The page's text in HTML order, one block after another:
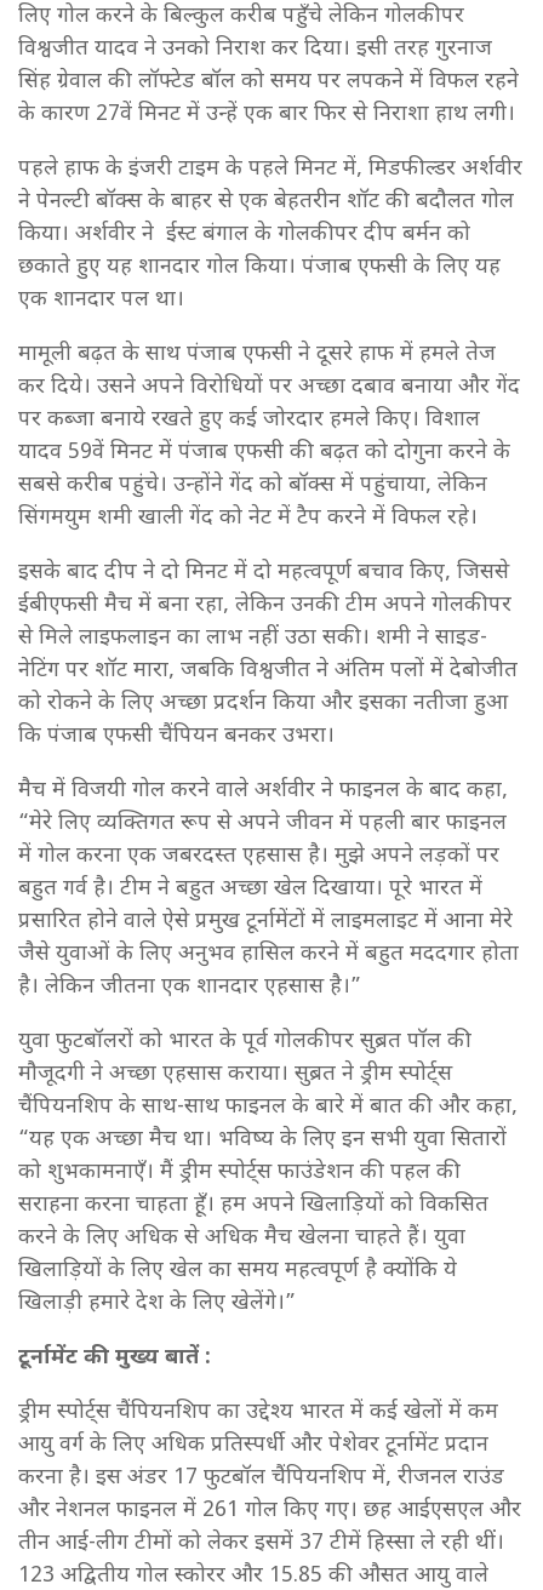
लिए गोल करने के बिल्कुल करीब पहुँचे लेकिन गोलकीपर
विश्वजीत यादव ने उनको निराश कर दिया। इसी तरह गुरनाज
सिंह ग्रेवाल की लॉफ्टेड बॉल को समय पर लपकने में विफल रहने
के कारण 27वें मिनट में उन्हें एक बार फिर से निराशा हाथ लगी।
पहले हाफ के इंजरी टाइम के पहले मिनट में, मिडफील्डर अर्शवीर
ने पेनल्टी बॉक्स के बाहर से एक बेहतरीन शॉट की बदौलत गोल
किया। अर्शवीर ने ईस्ट बंगाल के गोलकीपर दीप बर्मन को
छकाते हुए यह शानदार गोल किया। पंजाब एफसी के लिए यह
एक शानदार पल था।
मामूली बढ़त के साथ पंजाब एफसी ने दूसरे हाफ में हमले तेज
कर दिये। उसने अपने विरोधियों पर अच्छा दबाव बनाया और गेंद
पर कब्जा बनाये रखते हुए कई जोरदार हमले किए। विशाल
यादव 59वें मिनट में पंजाब एफसी की बढ़त को दोगुना करने के
सबसे करीब पहुंचे। उन्होंने गेंद को बॉक्स में पहुंचाया, लेकिन
सिंगमयुम शमी खाली गेंद को नेट में टैप करने में विफल रहे।
इसके बाद दीप ने दो मिनट में दो महत्वपूर्ण बचाव किए, जिससे
ईबीएफसी मैच में बना रहा, लेकिन उनकी टीम अपने गोलकीपर
से मिले लाइफलाइन का लाभ नहीं उठा सकी। शमी ने साइड-
नेटिंग पर शॉट मारा, जबकि विश्वजीत ने अंतिम पलों में देबोजीत
को रोकने के लिए अच्छा प्रदर्शन किया और इसका नतीजा हुआ
कि पंजाब एफसी चैंपियन बनकर उभरा।
मैच में विजयी गोल करने वाले अर्शवीर ने फाइनल के बाद कहा,
“मेरे लिए व्यक्तिगत रूप से अपने जीवन में पहली बार फाइनल
में गोल करना एक जबरदस्त एहसास है। मुझे अपने लड़कों पर
बहुत गर्व है। टीम ने बहुत अच्छा खेल दिखाया। पूरे भारत में
प्रसारित होने वाले ऐसे प्रमुख टूर्नामेंटों में लाइमलाइट में आना मेरे
जैसे युवाओं के लिए अनुभव हासिल करने में बहुत मददगार होता
है। लेकिन जीतना एक शानदार एहसास है।”
युवा फुटबॉलरों को भारत के पूर्व गोलकीपर सुब्रत पॉल की
मौजूदगी ने अच्छा एहसास कराया। सुब्रत ने ड्रीम स्पोर्ट्स
चैंपियनशिप के साथ-साथ फाइनल के बारे में बात की और कहा,
“यह एक अच्छा मैच था। भविष्य के लिए इन सभी युवा सितारों
को शुभकामनाएँ। मैं ड्रीम स्पोर्ट्स फाउंडेशन की पहल की
सराहना करना चाहता हूँ। हम अपने खिलाड़ियों को विकसित
करने के लिए अधिक से अधिक मैच खेलना चाहते हैं। युवा
खिलाड़ियों के लिए खेल का समय महत्वपूर्ण है क्योंकि ये
खिलाड़ी हमारे देश के लिए खेलेंगे।”
टूर्नामेंट की मुख्य बातें :
ड्रीम स्पोर्ट्स चैंपियनशिप का उद्देश्य भारत में कई खेलों में कम
आयु वर्ग के लिए अधिक प्रतिस्पर्धी और पेशेवर टूर्नामेंट प्रदान
करना है। इस अंडर 17 फुटबॉल चैंपियनशिप में, रीजनल राउंड
और नेशनल फाइनल में 261 गोल किए गए। छह आईएसएल और
तीन आई-लीग टीमों को लेकर इसमें 37 टीमें हिस्सा ले रही थीं।
123 अद्वितीय गोल स्कोरर और 15.85 की औसत आयु वाले